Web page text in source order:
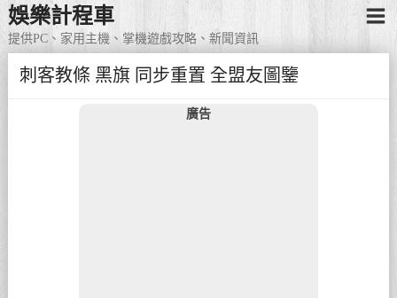
娛樂計程車
提供PC、家用主機、掌機遊戲攻略、新聞資訊
刺客教條 黑旗 同步重置 全盟友圖鑒
廣告